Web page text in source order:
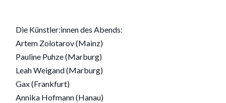
Die Künstler:innen des Abends:
Artem Zolotarov (Mainz)
Pauline Puhze (Marburg)
Leah Weigand (Marburg)
Gax (Frankfurt)
Annika Hofmann (Hanau)